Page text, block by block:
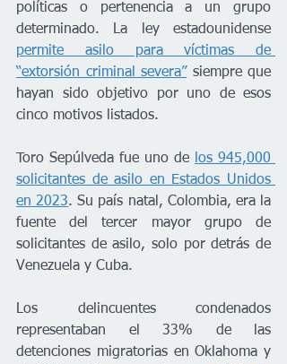
políticas o pertenencia a un grupo
permite asilo para víctimas de
“extorsión criminal severa” siempre que
hayan sido objetivo por uno de esos
cinco motivos listados.
Toro Sepúlveda fue uno de
los 945,000
solicitantes de asilo en Estados Unidos
en 2023. Su país natal, Colombia, era la
fuente del tercer mayor grupo de
solicitantes de asilo, solo por detrás de
Venezuela y Cuba.
Los delincuentes condenados
representaban el 33% de las
detenciones migratorias en Oklahoma y